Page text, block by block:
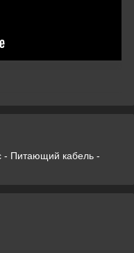
- Питающий кабель -